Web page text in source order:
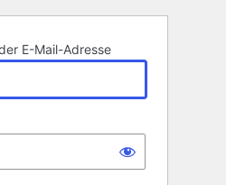
E-Mail-Adresse